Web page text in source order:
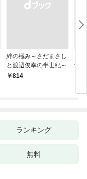
絆の極み～さだまさし
と渡辺俊幸の半世紀～
￥814
父
ランキング
無料